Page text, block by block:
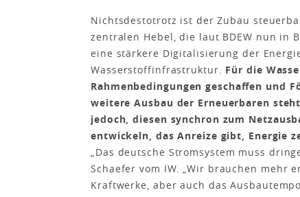
Nichtsdestotrotz ist der Zubau
zentralen Hebel, die laut BDEW nun in
eine stärkere Digitalisierung der
Wasserstoffinfrastruktur. Für die
Rahmenbedingungen geschaffen und
weitere Ausbau der Erneuerbaren
jedoch, diesen synchron zum
entwickeln, das Anreize gibt, Energie
„Das deutsche Stromsystem muss
Schaefer vom IW. „Wir brauchen mehr
Kraftwerke, aber auch das